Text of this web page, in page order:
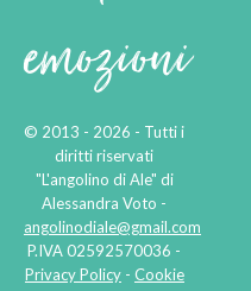
emozioni
© 2013 - 2026 - Tutti i
diritti riservati
"L'angolino di Ale" di
Alessandra Voto -
angolinodiale@gmail.com
P.IVA 02592570036 -
Privacy Policy- Cookie